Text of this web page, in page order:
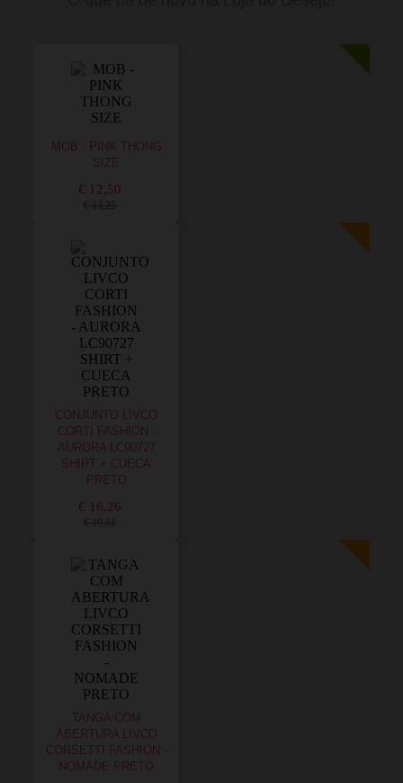
MOB - PINK THONG
SIZE
€ 12,50
€ 13,25
CONJUNTO LIVCO
CORTI FASHION -
AURORA LC90727
SHIRT + CUECA
PRETO
€ 16,26
€ 19,51
TANGA COM
ABERTURA LIVCO
CORSETTI FASHION -
NOMADE PRETO